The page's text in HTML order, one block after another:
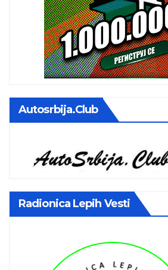
Autosrbija.club
Radionica Lepih Vesti